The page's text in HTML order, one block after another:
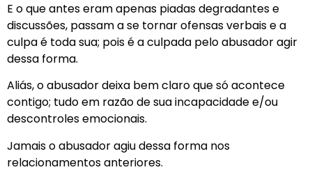
E o que antes eram apenas piadas degradantes e
discussões, passam a se tornar ofensas verbais e a
culpa é toda sua; pois é a culpada pelo abusador agir
dessa forma.
Aliás, o abusador deixa bem claro que só acontece
contigo; tudo em razão de sua incapacidade e/ou
descontroles emocionais.
Jamais o abusador agiu dessa forma nos
relacionamentos anteriores.